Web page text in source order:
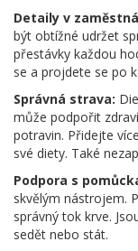
Detaily v
být obtížné udržet
přestávky každou
se a projdete se po
Správná strava:
může podpořit
potravin. Přidejte
své diety. Také
Podpora s
skvělým nástrojem.
správný tok krve.
sedět nebo stát.